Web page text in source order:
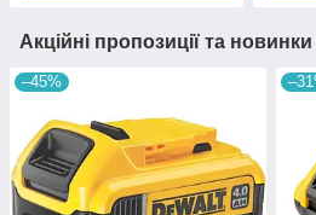
Акційні пропозиції та новинки
–45%